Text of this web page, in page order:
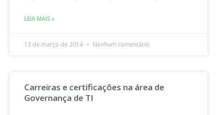
LEIA MAIS »
13 de março de 2014 Nenhum comentário
Carreiras e certificações na área de
Governança de TI